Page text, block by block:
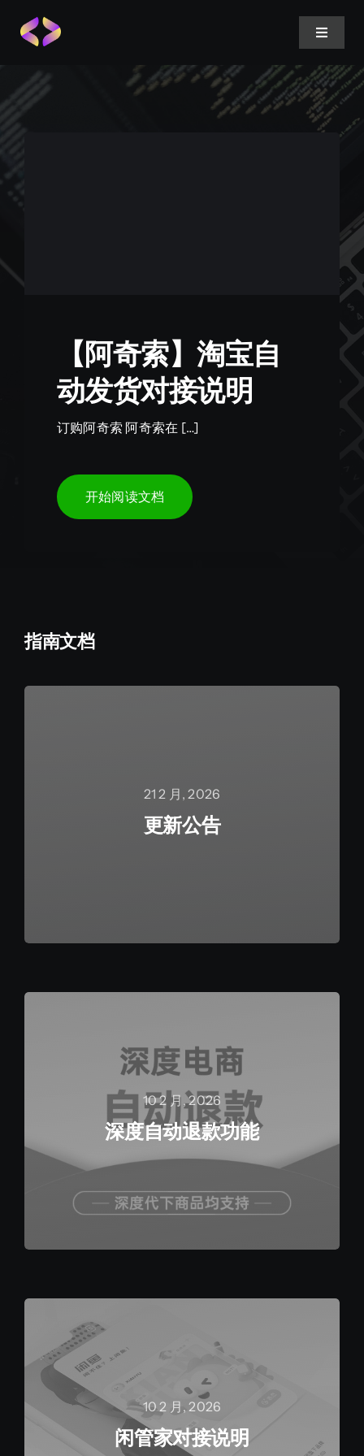
内
切
导
航
电商-签约商户
深度商城系统部署
【阿奇索】淘宝自
动发货对接说明
订购阿奇索 阿奇索在 […]
开始阅读文档
指南文档
21 2 月, 2026
更新公告
10 2 月, 2026
深度自动退款功能
10 2 月, 2026
闲管家对接说明